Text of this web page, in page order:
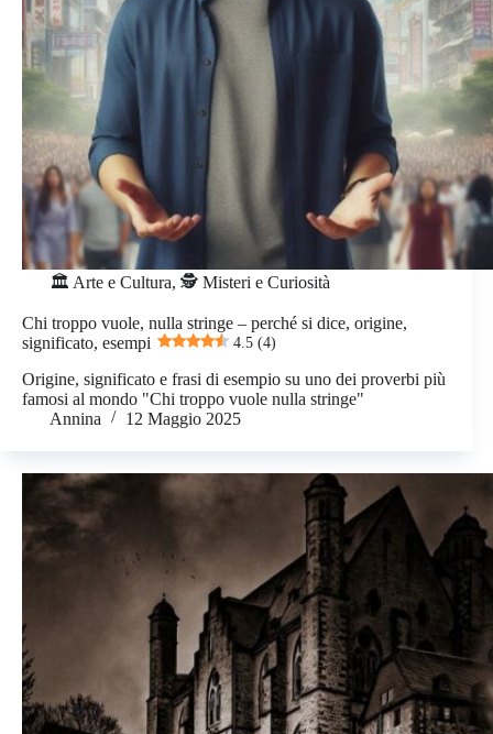
🏛️ Arte e Cultura, 🕵️ Misteri e Curiosità
Chi troppo vuole, nulla stringe – perché si dice, origine,
significato, esempi
4.5 (4)
Origine, significato e frasi di esempio su uno dei proverbi più
famosi al mondo "Chi troppo vuole nulla stringe"
Annina
12 Maggio 2025